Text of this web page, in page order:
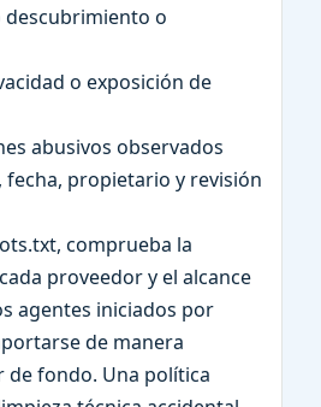
o
o exposición de
abusivos observados
propietario y revisión
comprueba la
proveedor y el alcance
agentes iniciados por
de manera
fondo. Una política